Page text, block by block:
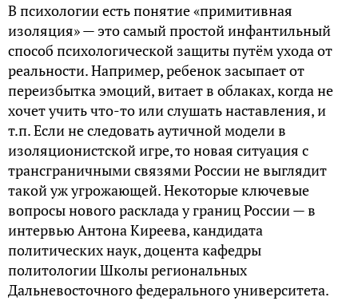
В психологии есть понятие «примитивная
изоляция» — это самый простой инфантильный
способ психологической защиты путём ухода от
реальности. Например, ребенок засыпает от
переизбытка эмоций, витает в облаках, когда не
хочет учить что-то или слушать наставления, и
т.п. Если не следовать аутичной модели в
изоляционистской игре, то новая ситуация с
трансграничными связями России не выглядит
такой уж угрожающей. Некоторые ключевые
вопросы нового расклада у границ России — в
интервью Антона Киреева, кандидата
политических наук, доцента кафедры
политологии Школы региональных
Дальневосточного федерального университета.